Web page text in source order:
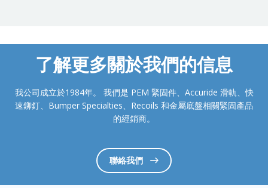
了解更多關於我們的信息
我公司成立於1984年。 我們是 PEM 緊固件、Accuride 滑軌、快
速鉚釘、Bumper Specialties、Recoils 和金屬底盤相關緊固產品
的經銷商。
聯絡我們